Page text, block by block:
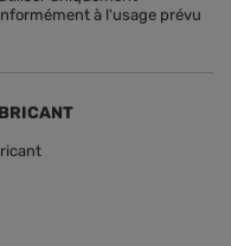
à l'usage prévu